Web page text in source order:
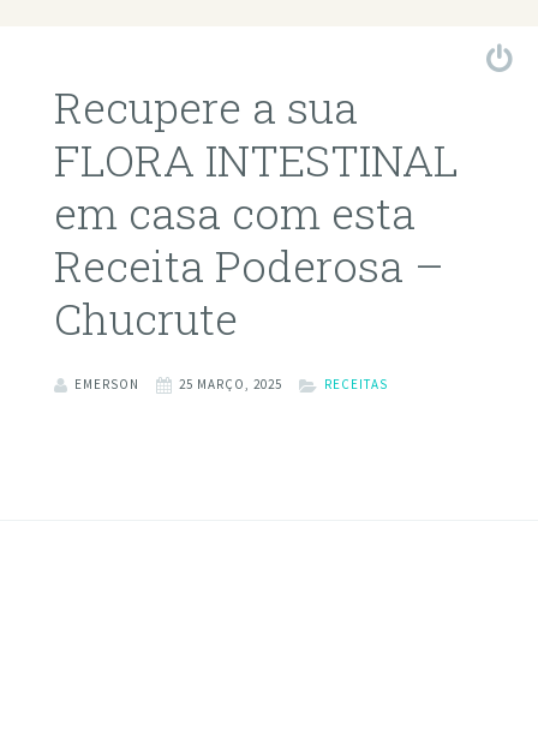
Recupere a sua
FLORA INTESTINAL
em casa com esta
Receita Poderosa –
Chucrute
EMERSON 25 MARÇO, 2025 RECEITAS